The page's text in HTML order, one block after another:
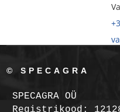
© SPECAGRA
SPECAGRA OÜ
Registrikood: